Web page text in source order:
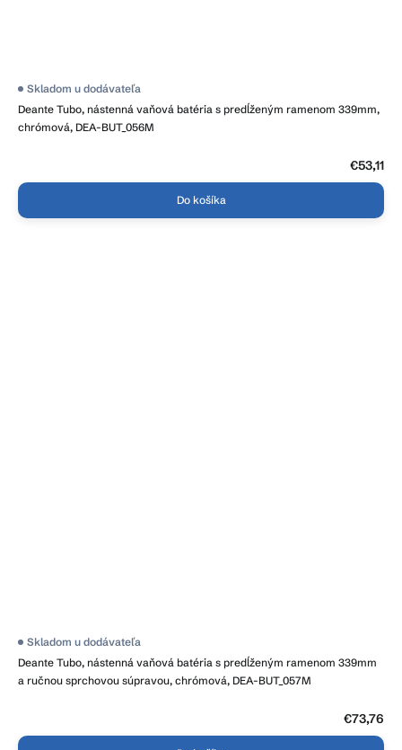
Deante Tubo, nástenná vaňová batéria s predĺženým ramenom 339mm,
chrómová, DEA-BUT_056M
Priemerné
produktu
je
Skladom u dodávateľa
€53,11
Do košíka
Deante Tubo, nástenná vaňová batéria s predĺženým ramenom 339mm
a ručnou sprchovou súpravou, chrómová, DEA-BUT_057M
Skladom u dodávateľa
€73,76